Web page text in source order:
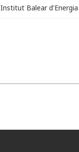
Balear d'Energia